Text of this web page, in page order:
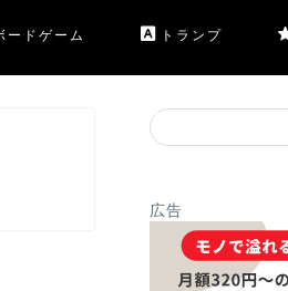
ードゲーム トランプ
広告